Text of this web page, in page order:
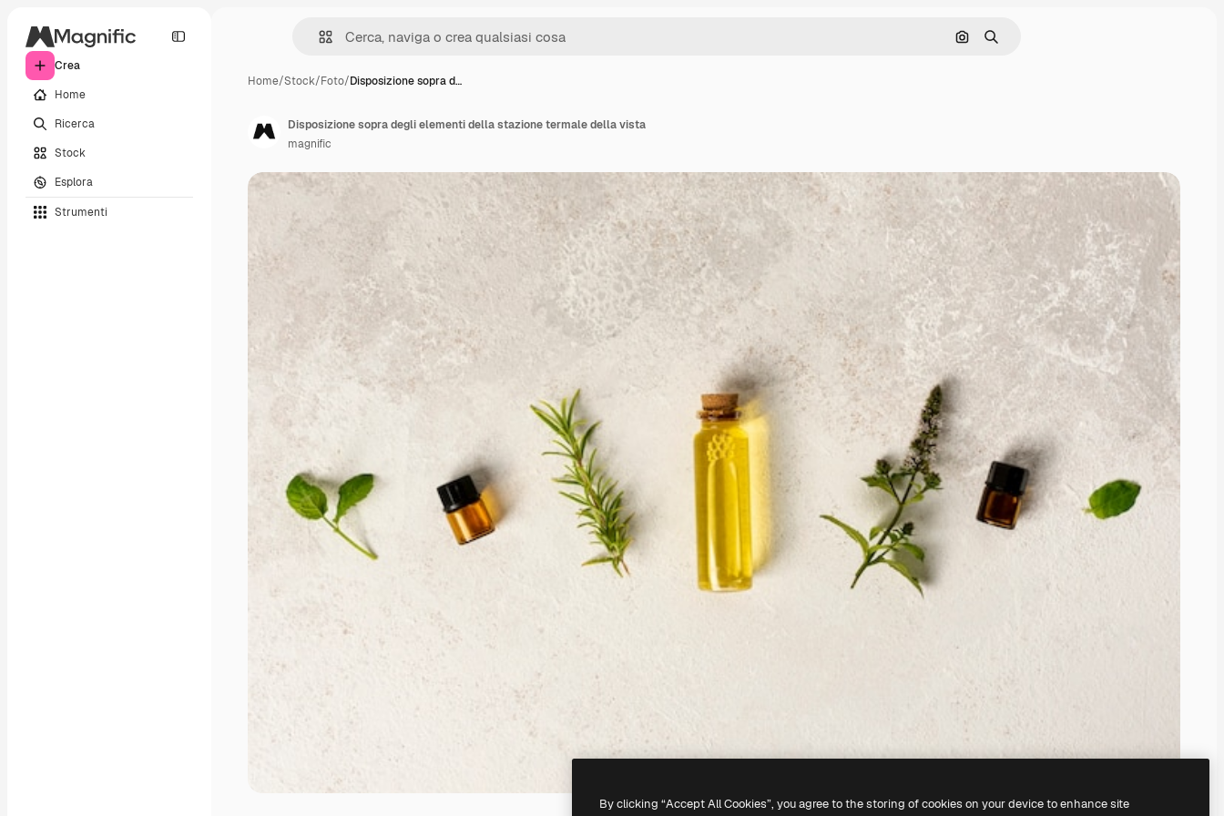
Crea
Home
Ricerca
Stock
Esplora
Strumenti
Cerca per immagine
Ricerca
Home/Stock/Foto/Disposizione sopra d…
Disposizione sopra degli elementi della stazione termale della vista
magnific
By clicking “Accept All Cookies”, you agree to the storing of cookies on your device to enhance site